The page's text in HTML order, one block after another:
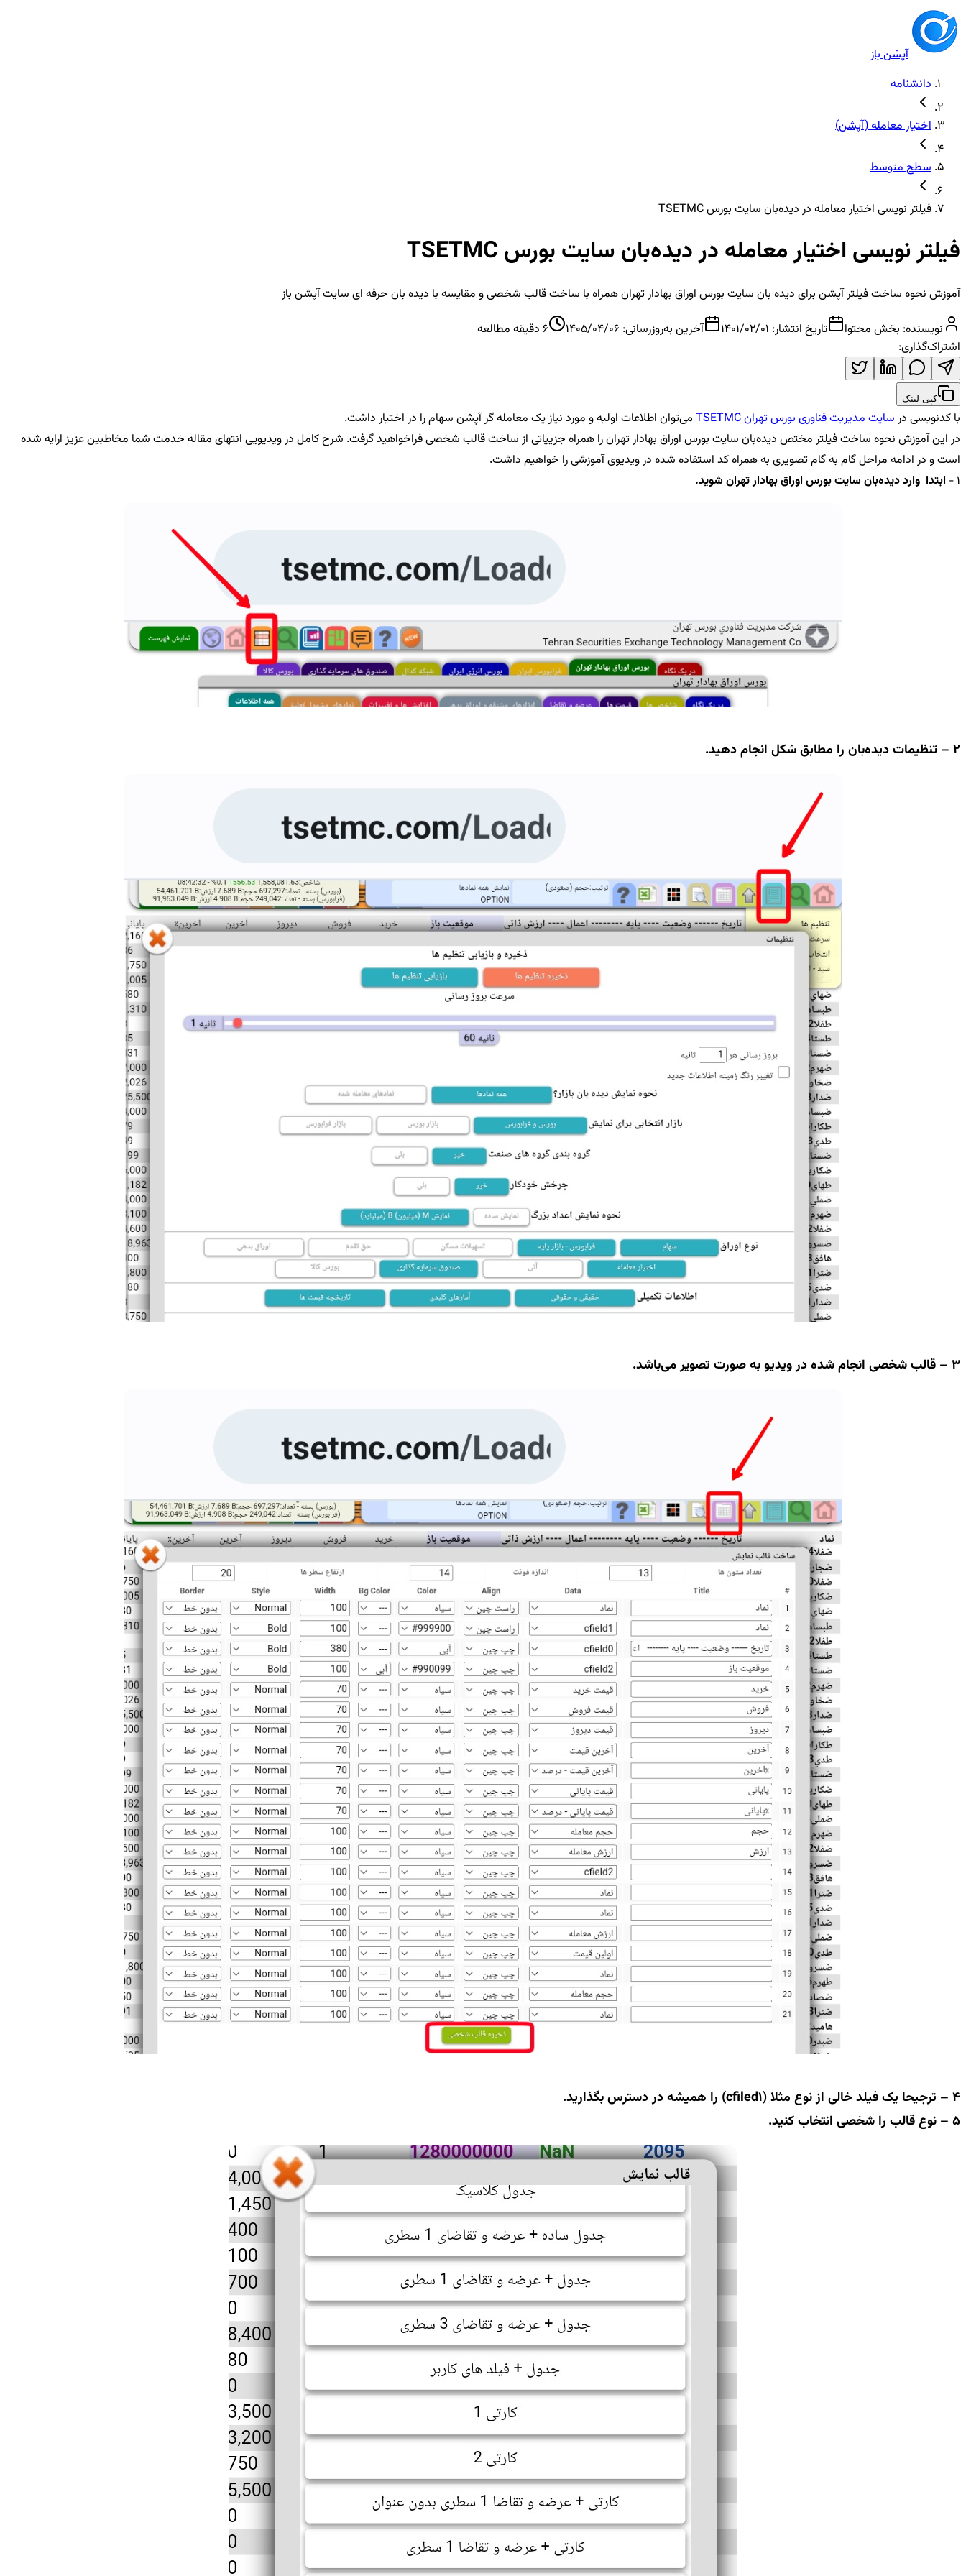
آپشن باز
دانشنامه
اختیار معامله (آپشن)
سطح متوسط
فیلتر نویسی اختیار معامله در دیده‌بان سایت بورس TSETMC
فیلتر نویسی اختیار معامله در دیده‌بان سایت بورس TSETMC
آموزش نحوه ساخت فیلتر آپشن برای دیده بان سایت بورس اوراق بهادار تهران همراه با ساخت قالب شخصی و مقایسه با دیده بان حرفه ای سایت آپشن باز
نویسنده: بخش محتوا تاریخ انتشار: 1401/02/01 آخرین به‌روزرسانی: 1405/04/06
6 دقیقه مطالعه
اشتراک‌گذاری:
کپی لینک
با کدنویسی در سایت مدیریت فناوری بورس تهران TSETMC
می‌توان اطلاعات اولیه و مورد نیاز یک معامله گر آپشن سهام را در اختیار داشت.
در این آموزش نحوه ساخت فیلتر مختص دیده‌بان سایت بورس اوراق بهادار تهران را همراه جزییاتی از ساخت قالب شخصی فراخواهید گرفت. شرح کامل در ویدیویی انتهای مقاله خدمت شما مخاطبین عزیز ارایه شده
است و در ادامه مراحل گام به گام تصویری به همراه کد استفاده شده در ویدیوی آموزشی را خواهیم داشت.
1 -
ابتدا وارد دیده‌بان سایت بورس اوراق بهادار تهران شوید.
2 – تنظیمات دیده‌بان را مطابق شکل انجام دهید.
3 – قالب شخصی انجام شده در ویدیو به صورت تصویر می‌باشد.
4 – ترجیحا یک فیلد خالی از نوع مثلا (cfiled1) را همیشه در دسترس بگذارید.
5 – نوع قالب را شخصی انتخاب کنید.